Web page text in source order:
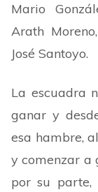
Mario
Arath
José Santoyo.
La escuadra
ganar y
esa hambre,
y comenzar a
por su parte,